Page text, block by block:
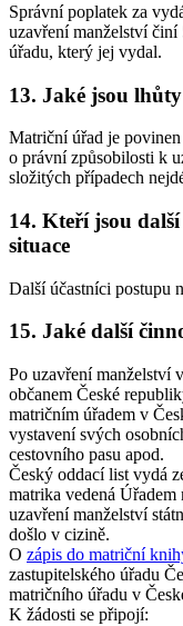
Správní poplatek za
uzavření manželství
úřadu, který jej vydal.
13. Jaké jsou
Matriční úřad je
o právní způsobilosti k
složitých případech
14. Kteří jsou
situace
Další účastníci postupu
15. Jaké další
Po uzavření manželství
občanem České
matričním úřadem v
vystavení svých
cestovního pasu apod.
Český oddací list vydá
matrika vedená Úřadem
uzavření manželství
došlo v cizině.
O zápis do matriční
zastupitelského úřadu
matričního úřadu v
K žádosti se připojí: